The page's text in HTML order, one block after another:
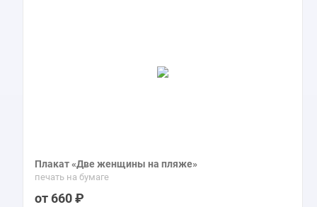
Плакат «Две женщины на пляже»
печать на бумаге
660